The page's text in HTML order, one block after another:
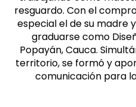
resguardo. Con el
especial el de su madre
graduarse como
Popayán, Cauca.
territorio, se formó y
comunicación para